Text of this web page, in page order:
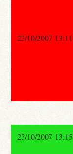
23/10/2007 13:11
23/10/2007 13:15